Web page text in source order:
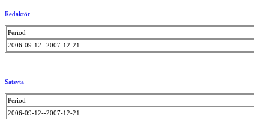
Redaktör
Period
2006-09-12--2007-12-21
Satsyta
Period
2006-09-12--2007-12-21